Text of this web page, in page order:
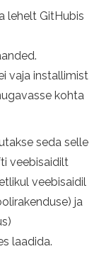
lehelt GitHubis
vaja installimist
kohta
seda selle
veebisaidilt
veebisaidil
ja
laadida.